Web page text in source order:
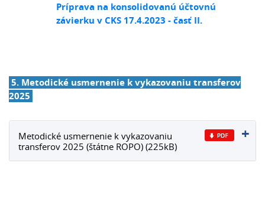
Príprava na konsolidovanú účtovnú
závierku v CKS 17.4.2023 - časť II.
5. Metodické usmernenie k vykazovaniu transferov
2025
Metodické usmernenie k vykazovaniu
transferov 2025 (štátne ROPO) (225kB)